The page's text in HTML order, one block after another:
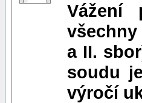
Vážení
a II.
soudu
výročí